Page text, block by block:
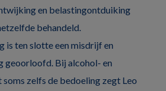
en belastingontduiking
behandeld.
is ten slotte een misdrijf en
geoorloofd. Bij alcohol- en
zelfs de bedoeling zegt Leo